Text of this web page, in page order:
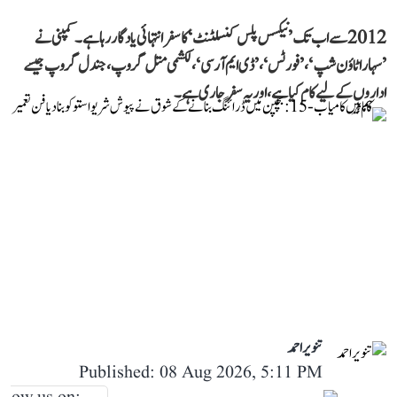
2012 سے اب تک ’نیکسس پلس کنسلٹنٹ‘ کا سفر انتہائی یادگار رہا ہے۔ کمپنی نے
’سہارا ٹاؤن شپ‘، ’فورٹس‘، ’ڈی ایم آر سی‘، لکشمی متل گروپ، جندل گروپ جیسے
اداروں کے لیے کام کیا ہے، اور یہ سفر جاری ہے۔
تنویر احمد
Published: 08 Aug 2026, 5:11 PM